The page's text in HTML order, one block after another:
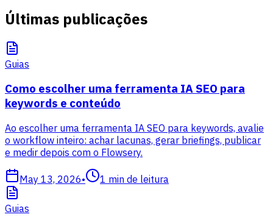
Últimas publicações
Guias
Como escolher uma ferramenta IA SEO para
keywords e conteúdo
Ao escolher uma ferramenta IA SEO para keywords, avalie
o workflow inteiro: achar lacunas, gerar briefings, publicar
e medir depois com o Flowsery.
May 13, 2026• 1 min de leitura
Guias